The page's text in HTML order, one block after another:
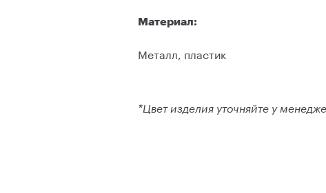
Материал:
Металл, пластик
*Цвет изделия уточняйте у